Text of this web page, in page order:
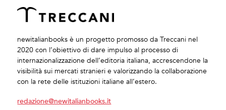
newitalianbooks è un progetto promosso da Treccani nel
2020 con l’obiettivo di dare impulso al processo di
internazionalizzazione dell’editoria italiana, accrescendone la
visibilità sui mercati stranieri e valorizzando la collaborazione
con la rete delle istituzioni italiane all’estero.
redazione@newitalianbooks.it